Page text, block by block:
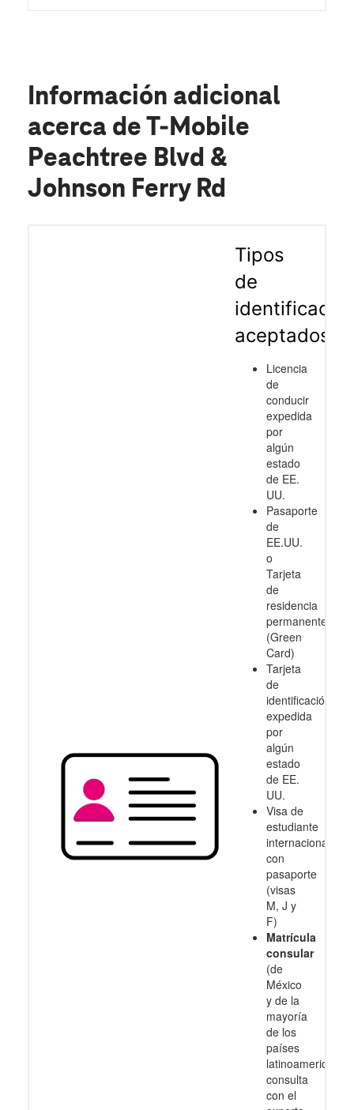
Información adicional
acerca de T-Mobile
Peachtree Blvd &
Johnson Ferry Rd
Tipos
de
aceptados
Licencia
de
conducir
expedida
por
algún
estado
de EE.
UU.
Pasaporte
de
EE.UU.
o
Tarjeta
de
residencia
permanente
(Green
Card)
Tarjeta
de
identificación
expedida
por
algún
estado
de EE.
UU.
Visa de
estudiante
internacional
con
pasaporte
(visas
M, J y
F)
Matrícula
consular
(de
México
y de la
mayoría
de los
países
latinoamericanos,
consulta
con el